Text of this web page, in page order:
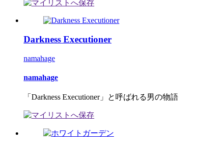
Darkness Executioner
namahage
namahage
「Darkness Executioner」と呼ばれる男の物語